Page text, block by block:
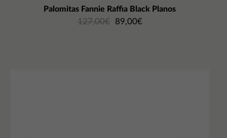
Palomitas Fannie Raffia Black Planos
127,00€ 89,00€